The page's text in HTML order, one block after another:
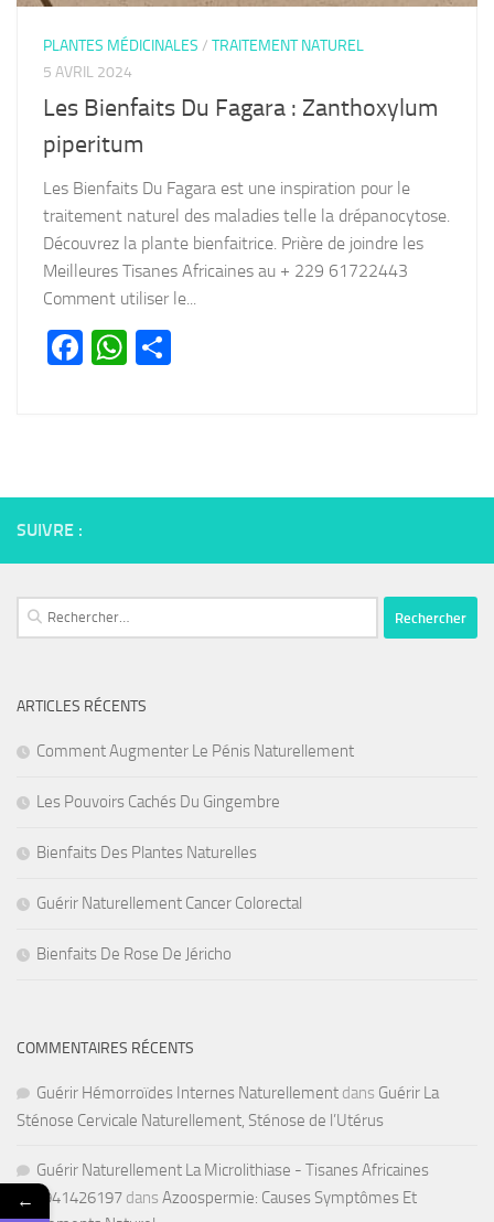
PLANTES MÉDICINALES / TRAITEMENT NATUREL
5 AVRIL 2024
Les Bienfaits Du Fagara : Zanthoxylum
piperitum
Les Bienfaits Du Fagara est une inspiration pour le
traitement naturel des maladies telle la drépanocytose.
Découvrez la plante bienfaitrice. Prière de joindre les
Meilleures Tisanes Africaines au + 229 61722443
Comment utiliser le...
Facebook
WhatsApp
SUIVRE :
Rechercher :
ARTICLES RÉCENTS
Comment Augmenter Le Pénis Naturellement
Les Pouvoirs Cachés Du Gingembre
Bienfaits Des Plantes Naturelles
Guérir Naturellement Cancer Colorectal
Bienfaits De Rose De Jéricho
COMMENTAIRES RÉCENTS
Guérir Hémorroïdes Internes Naturellement dans Guérir La
Sténose Cervicale Naturellement, Sténose de l’Utérus
Guérir Naturellement La Microlithiase - Tisanes Africaines
+22941426197 dans Azoospermie: Causes Symptômes Et
←